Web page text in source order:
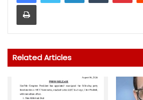
Print
Related Articles